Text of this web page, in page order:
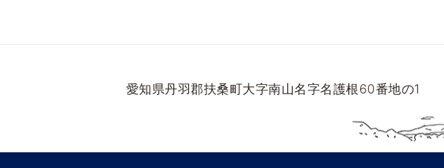
愛知県丹羽郡扶桑町大字南山名字名護根60番地の1